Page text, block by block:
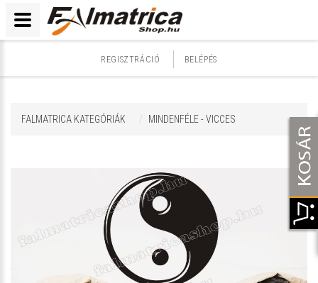
REGISZTRÁCIÓ BELÉPÉS
FALMATRICA KATEGÓRIÁK MINDENFÉLE - VICCES